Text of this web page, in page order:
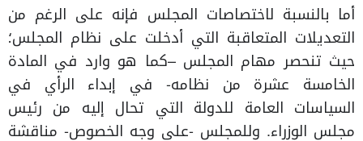
أما بالنسبة لاختصاصات المجلس فإنه على الرغم من
التعديلات المتعاقبة التي أدخلت على نظام المجلس؛
حيث تنحصر مهام المجلس –كما هو وارد في المادة
الخامسة عشرة من نظامه- في إبداء الرأي في
السياسات العامة للدولة التي تحال إليه من رئيس
مجلس الوزراء. وللمجلس -على وجه الخصوص- مناقشة